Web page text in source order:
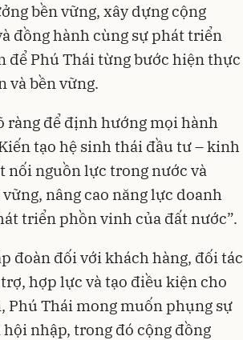
bền vững, xây dựng cộng
đồng hành cùng sự phát triển
để Phú Thái từng bước hiện thực
và bền vững.
ràng để định hướng mọi hành
tạo hệ sinh thái đầu tư – kinh
nối nguồn lực trong nước và
nâng cao năng lực doanh
triển phồn vinh của đất nước”.
đoàn đối với khách hàng, đối tác
hợp lực và tạo điều kiện cho
Phú Thái mong muốn phụng sự
nhập, trong đó cộng đồng